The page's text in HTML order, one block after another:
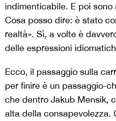
indimenticabile. E poi
Cosa posso dire: è stato
realtà». Sì, a volte è
delle espressioni
Ecco, il passaggio sulla
per finire è un passaggio-
che dentro Jakub Mensik,
alta della consapevolezza.